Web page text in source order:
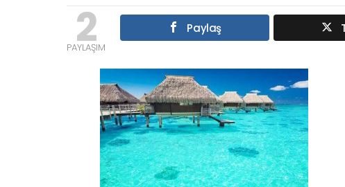
2
PAYLAŞIM
Paylaş